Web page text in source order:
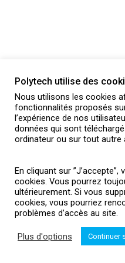
ACTUALITÉS
Polytech utilise des
Nous utilisons les cookies
fonctionnalités proposés
l’expérience de nos
données qui sont
ordinateur ou sur tout autre
En cliquant sur
cookies. Vous pourrez
ultérieurement. Si vous
cookies, vous pourriez
problèmes d’accès au site.
Plus d'options Continuer